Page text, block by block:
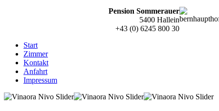
Pension Sommerauer
5400 Hallein
+43 (0) 6245 800 30
Start
Zimmer
Kontakt
Anfahrt
Impressum